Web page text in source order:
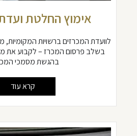
אימוץ החלטת
לוועדת המכרזים ברשויות המקומיות,
בשלב פרסום המכרז – לקבוע את
בהגשת מסמכי
קרא עוד